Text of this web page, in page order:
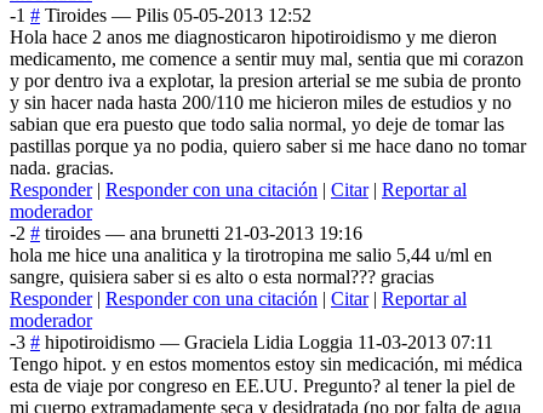
-1 # Tiroides — Pilis 05-05-2013 12:52
Hola hace 2 anos me diagnosticaron hipotiroidismo y me dieron
medicamento, me comence a sentir muy mal, sentia que mi corazon
y por dentro iva a explotar, la presion arterial se me subia de pronto
y sin hacer nada hasta 200/110 me hicieron miles de estudios y no
sabian que era puesto que todo salia normal, yo deje de tomar las
pastillas porque ya no podia, quiero saber si me hace dano no tomar
nada. gracias.
Responder| Responder con una citación | Citar| Reportar al
moderador
-2 # tiroides — ana brunetti 21-03-2013 19:16
hola me hice una analitica y la tirotropina me salio 5,44 u/ml en
sangre, quisiera saber si es alto o esta normal??? gracias
Responder| Responder con una citación | Citar| Reportar al
moderador
-3 # hipotiroidismo — Graciela Lidia Loggia 11-03-2013 07:11
Tengo hipot. y en estos momentos estoy sin medicación, mi médica
esta de viaje por congreso en EE.UU. Pregunto? al tener la piel de
mi cuerpo extramadamente seca y desidratada (no por falta de agua